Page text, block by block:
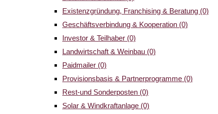
Existenzgründung, Franchising & Beratung (0)
Geschäftsverbindung & Kooperation (0)
Investor & Teilhaber (0)
Landwirtschaft & Weinbau (0)
Paidmailer (0)
Provisionsbasis & Partnerprogramme (0)
Rest-und Sonderposten (0)
Solar & Windkraftanlage (0)